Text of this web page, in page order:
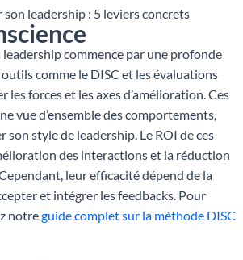
leadership : 5 leviers concrets
commence par une profonde
comme le DISC et les évaluations
les forces et les axes d’amélioration. Ces
vue d’ensemble des comportements,
son style de leadership. Le ROI de ces
des interactions et la réduction
leur efficacité dépend de la
et intégrer les feedbacks. Pour
notreguide complet sur la méthode DISC